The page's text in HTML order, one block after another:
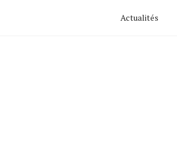
Actualités